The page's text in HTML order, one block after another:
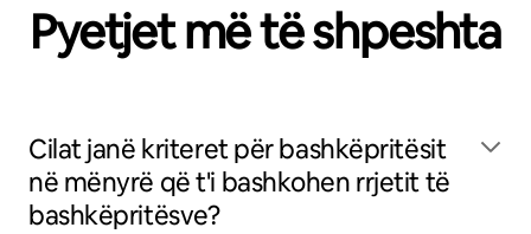
Pyetjet më të shpeshta
Cilat janë kriteret për bashkëpritësit
në mënyrë që t'i bashkohen rrjetit të
bashkëpritësve?